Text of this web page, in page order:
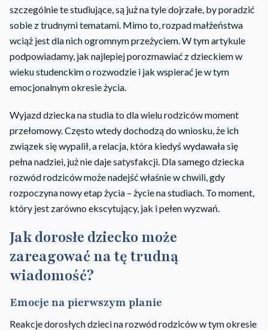
szczególnie te studiujące, są już na tyle dojrzałe, by poradzić
sobie z trudnymi tematami. Mimo to, rozpad małżeństwa
wciąż jest dla nich ogromnym przeżyciem. W tym artykule
podpowiadamy, jak najlepiej porozmawiać z dzieckiem w
wieku studenckim o rozwodzie i jak wspierać je w tym
emocjonalnym okresie życia.
Wyjazd dziecka na studia to dla wielu rodziców moment
przełomowy. Często wtedy dochodzą do wniosku, że ich
związek się wypalił, a relacja, która kiedyś wydawała się
pełna nadziei, już nie daje satysfakcji. Dla samego dziecka
rozwód rodziców może nadejść właśnie w chwili, gdy
rozpoczyna nowy etap życia – życie na studiach. To moment,
który jest zarówno ekscytujący, jak i pełen wyzwań.
Jak dorosłe dziecko może
zareagować na tę trudną
wiadomość?
Emocje na pierwszym planie
Reakcje dorosłych dzieci na rozwód rodziców w tym okresie